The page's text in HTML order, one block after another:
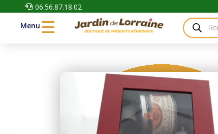
 06.56.87.18.02
Menu
Recherche
de
produits